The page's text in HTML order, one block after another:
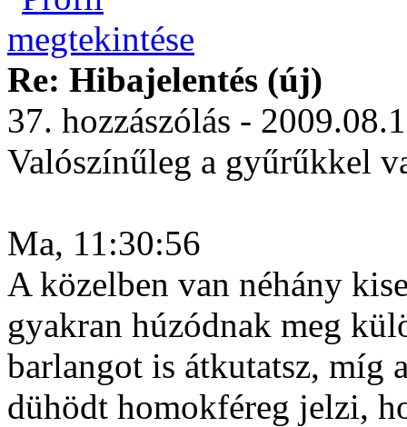
Re: Hibajelentés (új)
37. hozzászólás -
Valószínűleg a gyűrűkkel
Ma, 11:30:56
A közelben van néhány
gyakran húzódnak meg
barlangot is átkutatsz, míg
dühödt homokféreg jelzi,